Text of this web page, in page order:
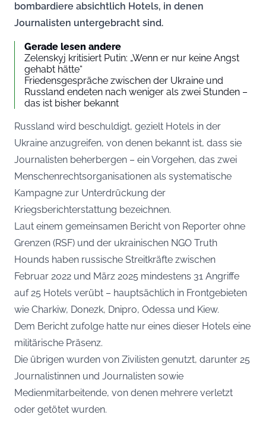
bombardiere absichtlich Hotels, in denen
Journalisten untergebracht sind.
Gerade lesen andere
Zelenskyj kritisiert Putin: „Wenn er nur keine Angst
gehabt hätte“
Friedensgespräche zwischen der Ukraine und
Russland endeten nach weniger als zwei Stunden –
das ist bisher bekannt
Russland wird beschuldigt, gezielt Hotels in der
Ukraine anzugreifen, von denen bekannt ist, dass sie
Journalisten beherbergen – ein Vorgehen, das zwei
Menschenrechtsorganisationen als systematische
Kampagne zur Unterdrückung der
Kriegsberichterstattung bezeichnen.
Laut einem gemeinsamen Bericht von Reporter ohne
Grenzen (RSF) und der ukrainischen NGO Truth
Hounds haben russische Streitkräfte zwischen
Februar 2022 und März 2025 mindestens 31 Angriffe
auf 25 Hotels verübt – hauptsächlich in Frontgebieten
wie Charkiw, Donezk, Dnipro, Odessa und Kiew.
Dem Bericht zufolge hatte nur eines dieser Hotels eine
militärische Präsenz.
Die übrigen wurden von Zivilisten genutzt, darunter 25
Journalistinnen und Journalisten sowie
Medienmitarbeitende, von denen mehrere verletzt
oder getötet wurden.